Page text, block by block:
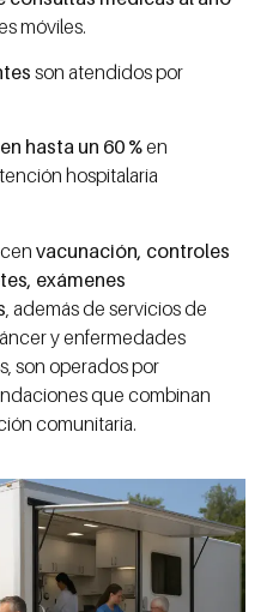
móviles.
son atendidos por
hasta un 60 %en
hospitalaria
vacunación, controles
exámenes
, además de servicios de
y enfermedades
son operados por
que combinan
comunitaria.